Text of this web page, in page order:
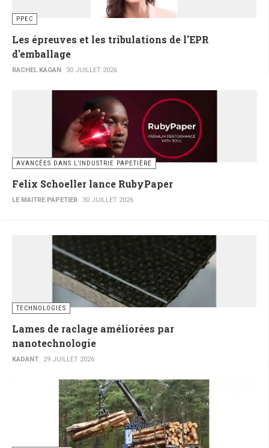
PPEC
Les épreuves et les tribulations de l'EPR
d'emballage
RACHEL KAGAN 30 JUILLET 2026
AVANCÉES DANS L’INDUSTRIE PAPETIÈRE
Felix Schoeller lance RubyPaper
LE MAITRE PAPETIER 30 JUILLET 2026
TECHNOLOGIES
Lames de raclage améliorées par
nanotechnologie
KADANT 29 JUILLET 2026